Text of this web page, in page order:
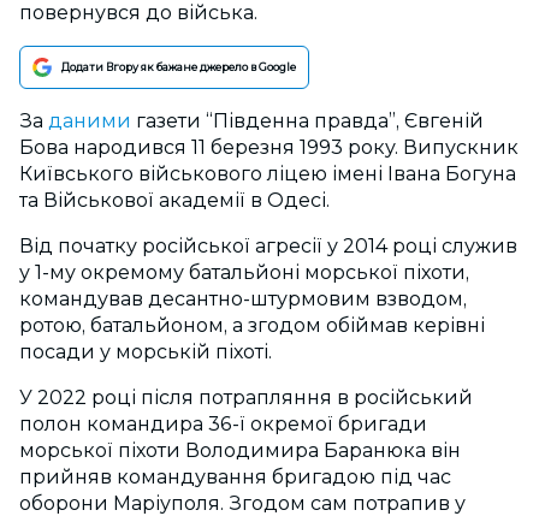
повернувся до війська.
Додати Вгору як бажане джерело в Google
За даними газети “Південна правда”, Євгеній
Бова народився 11 березня 1993 року. Випускник
Київського військового ліцею імені Івана Богуна
та Військової академії в Одесі.
Від початку російської агресії у 2014 році служив
у 1-му окремому батальйоні морської піхоти,
командував десантно-штурмовим взводом,
ротою, батальйоном, а згодом обіймав керівні
посади у морській піхоті.
У 2022 році після потрапляння в російський
полон командира 36-ї окремої бригади
морської піхоти Володимира Баранюка він
прийняв командування бригадою під час
оборони Маріуполя. Згодом сам потрапив у